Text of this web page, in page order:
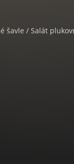
šavle / Salát